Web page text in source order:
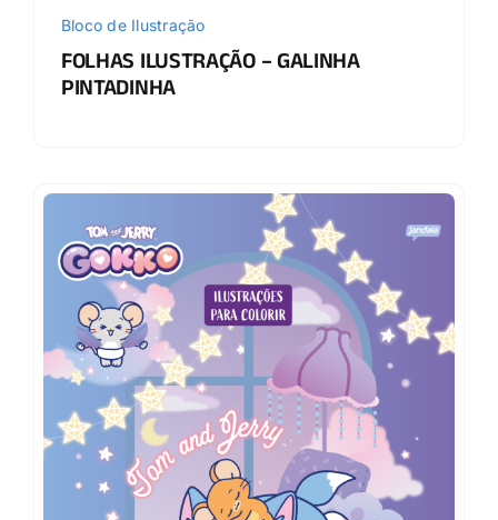
Bloco de Ilustração
FOLHAS ILUSTRAÇÃO – GALINHA
PINTADINHA